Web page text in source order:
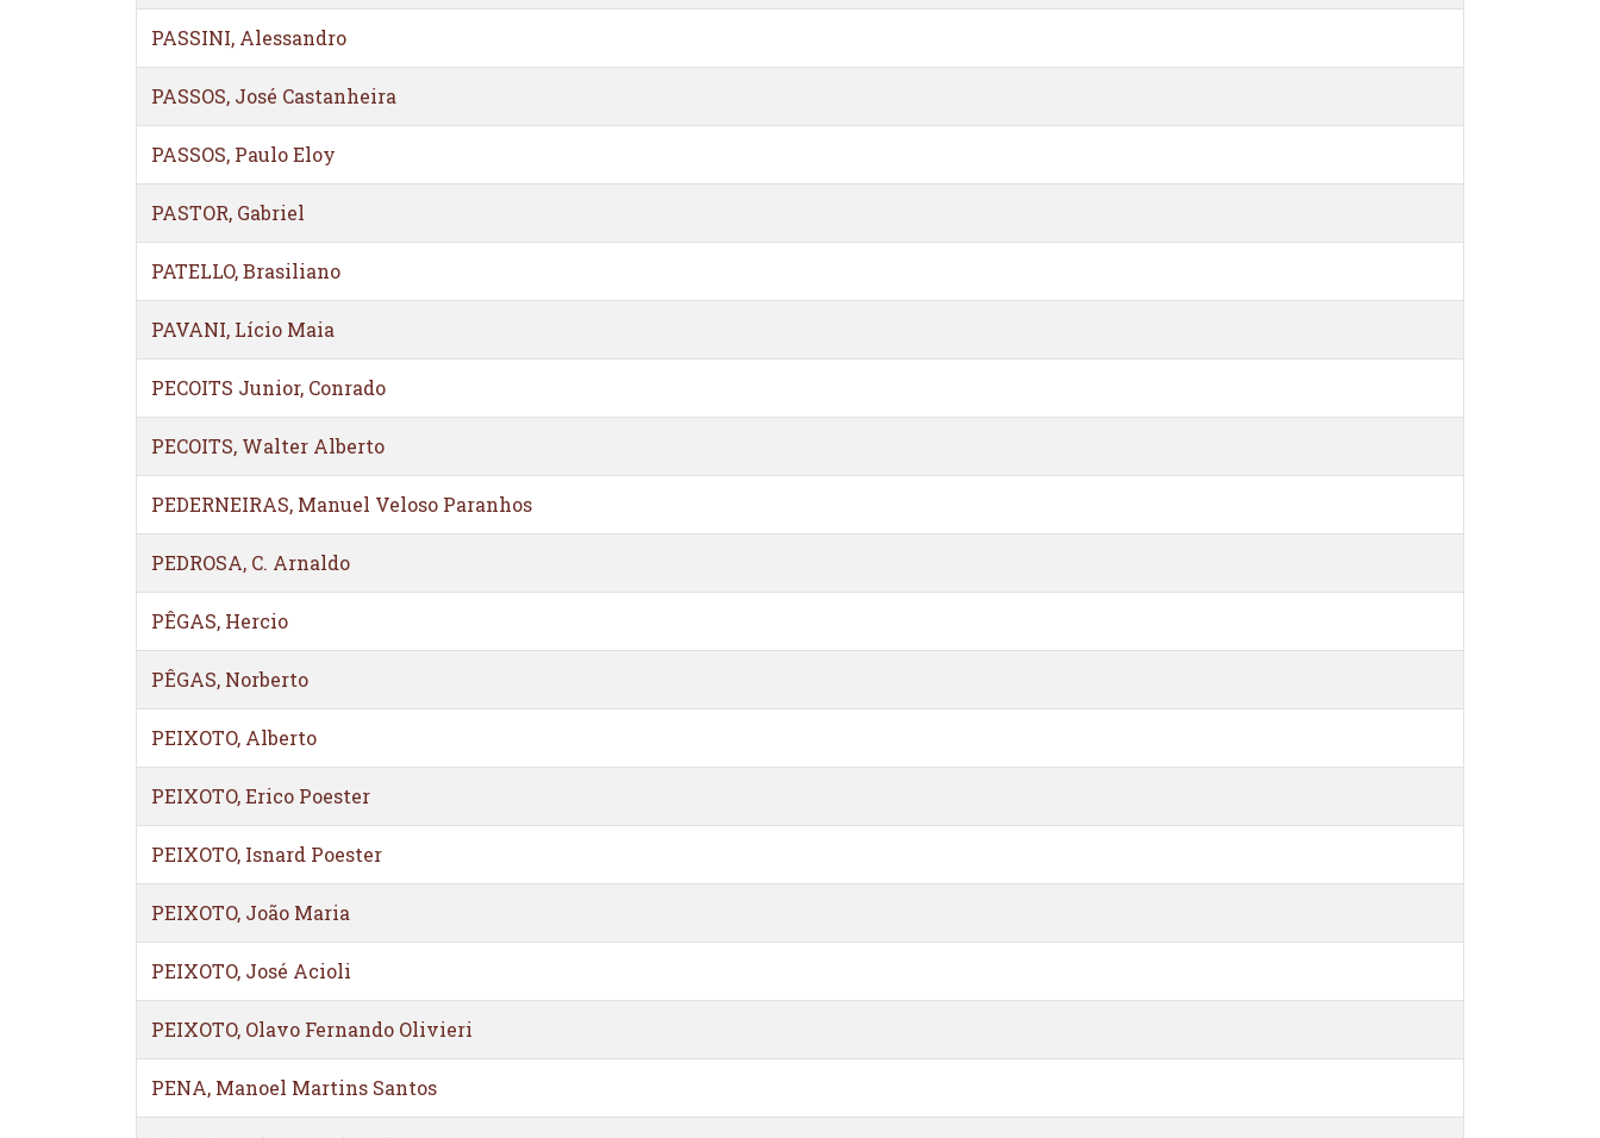
PASSINI, Alessandro
PASSOS, José Castanheira
PASSOS, Paulo Eloy
PASTOR, Gabriel
PATELLO, Brasiliano
PAVANI, Lício Maia
PECOITS Junior, Conrado
PECOITS, Walter Alberto
PEDERNEIRAS, Manuel Veloso Paranhos
PEDROSA, C. Arnaldo
PÊGAS, Hercio
PÊGAS, Norberto
PEIXOTO, Alberto
PEIXOTO, Erico Poester
PEIXOTO, Isnard Poester
PEIXOTO, João Maria
PEIXOTO, José Acioli
PEIXOTO, Olavo Fernando Olivieri
PENA, Manoel Martins Santos